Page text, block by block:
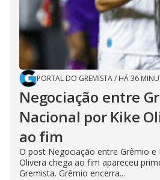
PORTAL DO GREMISTA/ HÁ 36
Negociação entre
Nacional por Kike
ao fim
O post Negociação entre Grêmio e
Olivera chega ao fim apareceu
Gremista. Grêmio encerra...